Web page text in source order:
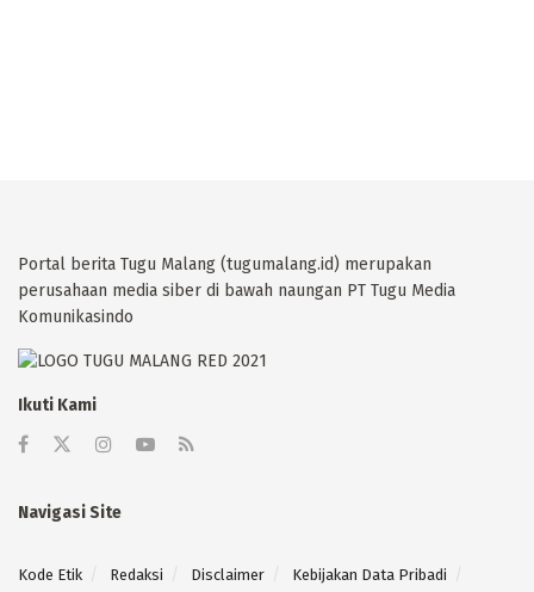
Portal berita Tugu Malang (tugumalang.id) merupakan
perusahaan media siber di bawah naungan PT Tugu Media
Komunikasindo
Ikuti Kami
Navigasi Site
Kode Etik Redaksi Disclaimer
Kebijakan Data Pribadi